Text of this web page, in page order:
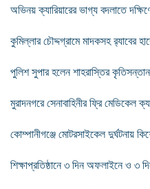
অভিনয় ক্যারিয়ারের ভাগ্য বদলাতে
কুমিল্লার চৌদ্দগ্রামে মাদকসহ র‌্যাবের
পুলিশ সুপার হলেন শাহরাস্তির
মুরাদনগরে সেনাবাহিনীর ফ্রি মেডিকেল
কোম্পানীগঞ্জে মোটরসাইকেল দুর্ঘটনায়
শিক্ষাপ্রতিষ্ঠানে ৩ দিন অফলাইনে ও ৩